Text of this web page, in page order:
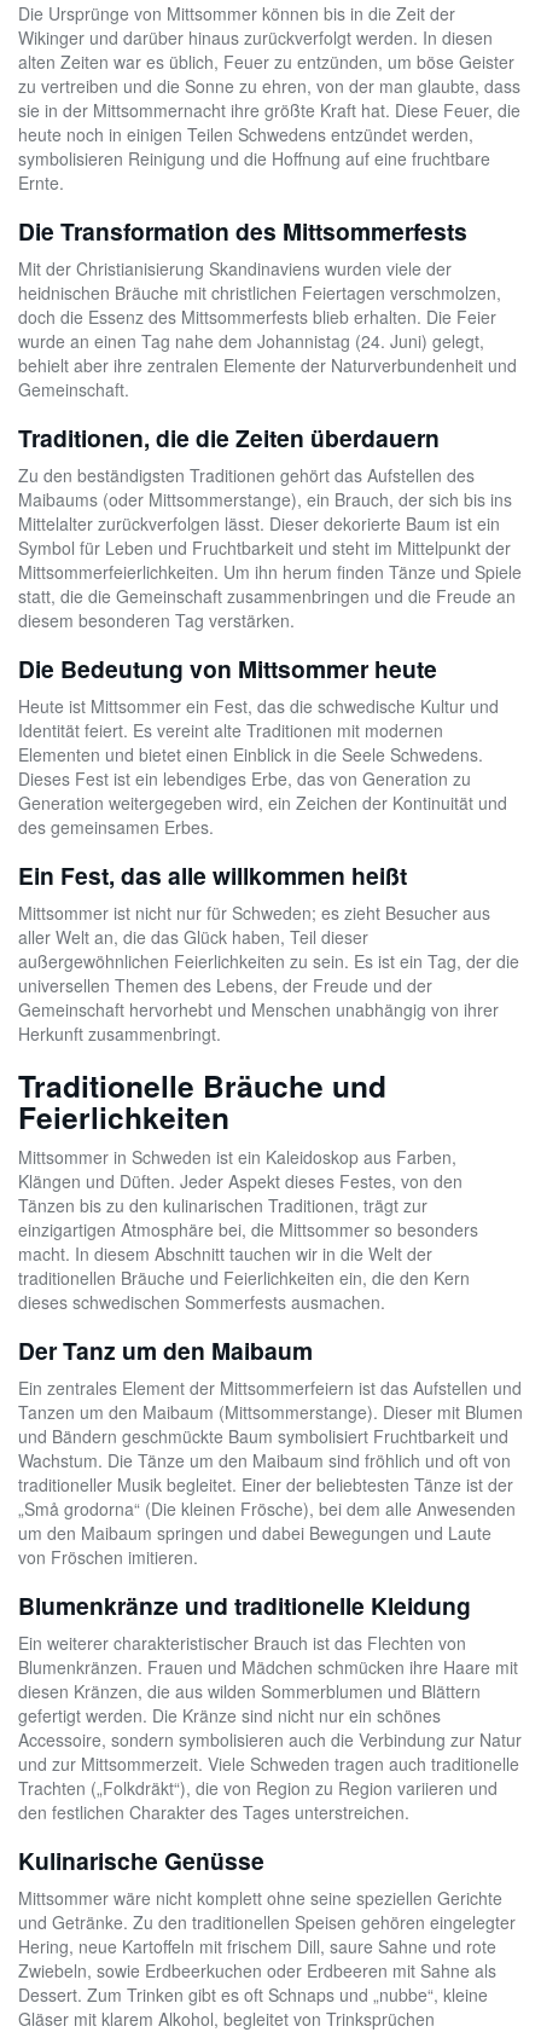
Die Ursprünge von Mittsommer können bis in die Zeit der
Wikinger und darüber hinaus zurückverfolgt werden. In diesen
alten Zeiten war es üblich, Feuer zu entzünden, um böse Geister
zu vertreiben und die Sonne zu ehren, von der man glaubte, dass
sie in der Mittsommernacht ihre größte Kraft hat. Diese Feuer, die
heute noch in einigen Teilen Schwedens entzündet werden,
symbolisieren Reinigung und die Hoffnung auf eine fruchtbare
Ernte.
Die Transformation des Mittsommerfests
Mit der Christianisierung Skandinaviens wurden viele der
heidnischen Bräuche mit christlichen Feiertagen verschmolzen,
doch die Essenz des Mittsommerfests blieb erhalten. Die Feier
wurde an einen Tag nahe dem Johannistag (24. Juni) gelegt,
behielt aber ihre zentralen Elemente der Naturverbundenheit und
Gemeinschaft.
Traditionen, die die Zeiten überdauern
Zu den beständigsten Traditionen gehört das Aufstellen des
Maibaums (oder Mittsommerstange), ein Brauch, der sich bis ins
Mittelalter zurückverfolgen lässt. Dieser dekorierte Baum ist ein
Symbol für Leben und Fruchtbarkeit und steht im Mittelpunkt der
Mittsommerfeierlichkeiten. Um ihn herum finden Tänze und Spiele
statt, die die Gemeinschaft zusammenbringen und die Freude an
diesem besonderen Tag verstärken.
Die Bedeutung von Mittsommer heute
Heute ist Mittsommer ein Fest, das die schwedische Kultur und
Identität feiert. Es vereint alte Traditionen mit modernen
Elementen und bietet einen Einblick in die Seele Schwedens.
Dieses Fest ist ein lebendiges Erbe, das von Generation zu
Generation weitergegeben wird, ein Zeichen der Kontinuität und
des gemeinsamen Erbes.
Ein Fest, das alle willkommen heißt
Mittsommer ist nicht nur für Schweden; es zieht Besucher aus
aller Welt an, die das Glück haben, Teil dieser
außergewöhnlichen Feierlichkeiten zu sein. Es ist ein Tag, der die
universellen Themen des Lebens, der Freude und der
Gemeinschaft hervorhebt und Menschen unabhängig von ihrer
Herkunft zusammenbringt.
Traditionelle Bräuche und
Feierlichkeiten
Mittsommer in Schweden ist ein Kaleidoskop aus Farben,
Klängen und Düften. Jeder Aspekt dieses Festes, von den
Tänzen bis zu den kulinarischen Traditionen, trägt zur
einzigartigen Atmosphäre bei, die Mittsommer so besonders
macht. In diesem Abschnitt tauchen wir in die Welt der
traditionellen Bräuche und Feierlichkeiten ein, die den Kern
dieses schwedischen Sommerfests ausmachen.
Der Tanz um den Maibaum
Ein zentrales Element der Mittsommerfeiern ist das Aufstellen und
Tanzen um den Maibaum (Mittsommerstange). Dieser mit Blumen
und Bändern geschmückte Baum symbolisiert Fruchtbarkeit und
Wachstum. Die Tänze um den Maibaum sind fröhlich und oft von
traditioneller Musik begleitet. Einer der beliebtesten Tänze ist der
„Små grodorna“ (Die kleinen Frösche), bei dem alle Anwesenden
um den Maibaum springen und dabei Bewegungen und Laute
von Fröschen imitieren.
Blumenkränze und traditionelle Kleidung
Ein weiterer charakteristischer Brauch ist das Flechten von
Blumenkränzen. Frauen und Mädchen schmücken ihre Haare mit
diesen Kränzen, die aus wilden Sommerblumen und Blättern
gefertigt werden. Die Kränze sind nicht nur ein schönes
Accessoire, sondern symbolisieren auch die Verbindung zur Natur
und zur Mittsommerzeit. Viele Schweden tragen auch traditionelle
Trachten („Folkdräkt“), die von Region zu Region variieren und
den festlichen Charakter des Tages unterstreichen.
Kulinarische Genüsse
Mittsommer wäre nicht komplett ohne seine speziellen Gerichte
und Getränke. Zu den traditionellen Speisen gehören eingelegter
Hering, neue Kartoffeln mit frischem Dill, saure Sahne und rote
Zwiebeln, sowie Erdbeerkuchen oder Erdbeeren mit Sahne als
Dessert. Zum Trinken gibt es oft Schnaps und „nubbe“, kleine
Gläser mit klarem Alkohol, begleitet von Trinksprüchen